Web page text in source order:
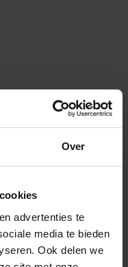
Over
advertenties te
media te bieden
Ook delen we